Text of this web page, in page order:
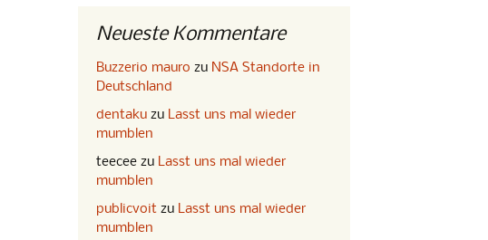
Neueste Kommentare
Buzzerio mauro zu NSA Standorte in
Deutschland
dentaku zu Lasst uns mal wieder
mumblen
teecee zu Lasst uns mal wieder
mumblen
publicvoit zu Lasst uns mal wieder
mumblen